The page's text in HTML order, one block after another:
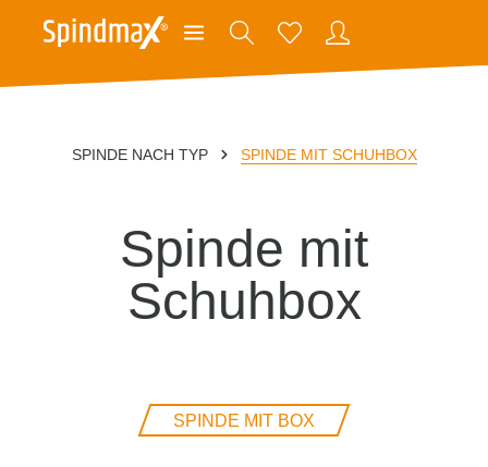
SPINDE NACH TYP SPINDE MIT SCHUHBOX
Spinde mit
Schuhbox
SPINDE MIT BOX